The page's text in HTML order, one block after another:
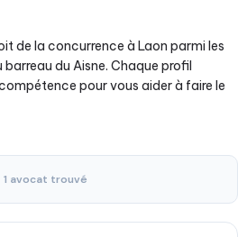
de la concurrence à Laon parmi les
du Aisne. Chaque profil
pour vous aider à faire le
1 avocat trouvé